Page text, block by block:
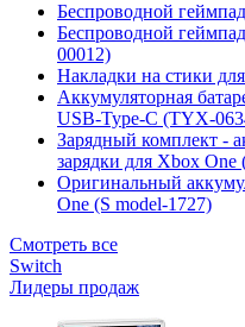
Беспроводной
Беспроводной
00012)
Накладки на стики
Аккумуляторная
USB-Type-C (TYX-
Зарядный комплект -
зарядки для Xbox
Оригинальный
One (S model-1727)
Смотреть все
Switch
Лидеры продаж